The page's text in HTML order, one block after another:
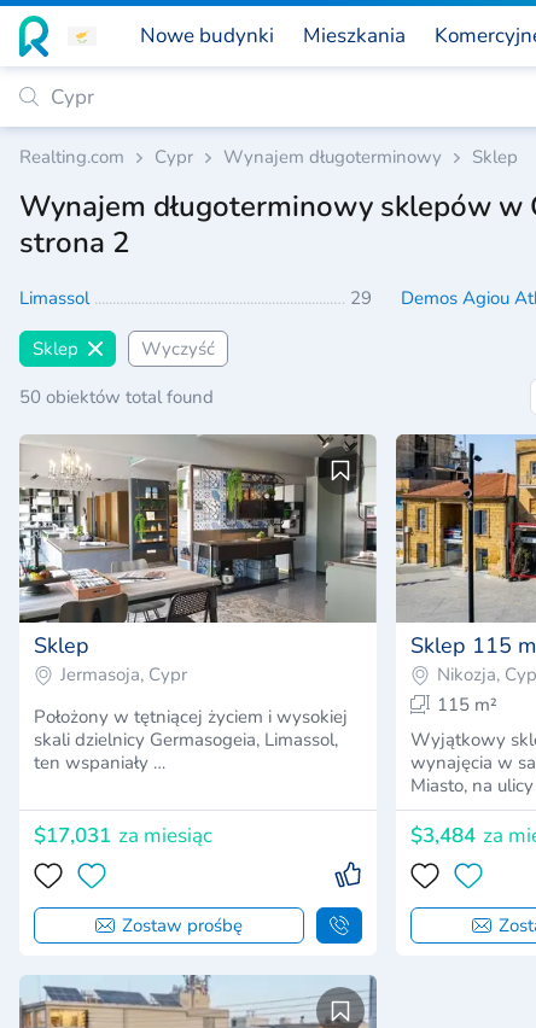
Nowe budynki Mieszkania
Realting.com Cypr Wynajem długoterminowy Sklep
Wynajem długoterminowy sklepów w
strona 2
Limassol 29 Demos Agiou
Sklep
Wyczyść
50 obiektów total found
Sklep
Jermasoja, Cypr
Położony w tętniącej życiem i wysokiej
skali dzielnicy Germasogeia, Limassol,
ten wspaniały …
$17,031 za miesiąc
Zostaw prośbę
Sklep 115
Nikozja,
115 m²
Wyjątkowy
wynajęcia w
Miasto, na
$3,484 za